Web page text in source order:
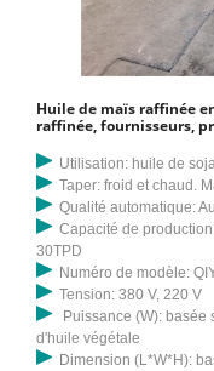
Huile de maïs raffinée
raffinée, fournisseurs,
Utilisation: huile de
Taper: froid et chaud.
Qualité automatique:
Capacité de
30TPD
Numéro de modèle:
Tension: 380 V, 220 V
Puissance (W): basée
d'huile végétale
Dimension (L*W*H):